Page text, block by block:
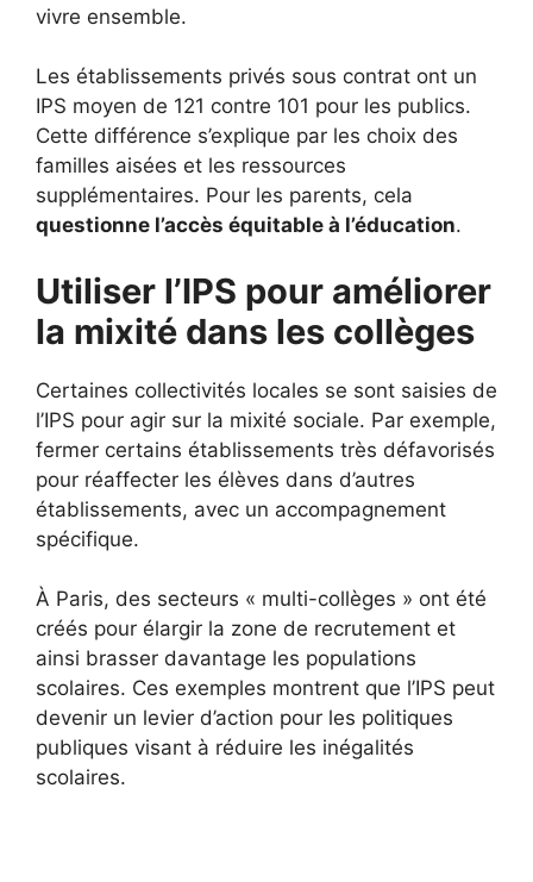
vivre ensemble.
Les établissements privés sous contrat ont un
IPS moyen de 121 contre 101 pour les publics.
Cette différence s’explique par les choix des
familles aisées et les ressources
supplémentaires. Pour les parents, cela
questionne l’accès équitable à l’éducation.
Utiliser l’IPS pour améliorer
la mixité dans les collèges
Certaines collectivités locales se sont saisies de
l’IPS pour agir sur la mixité sociale. Par exemple,
fermer certains établissements très défavorisés
pour réaffecter les élèves dans d’autres
établissements, avec un accompagnement
spécifique.
À Paris, des secteurs « multi-collèges » ont été
créés pour élargir la zone de recrutement et
ainsi brasser davantage les populations
scolaires. Ces exemples montrent que l’IPS peut
devenir un levier d’action pour les politiques
publiques visant à réduire les inégalités
scolaires.